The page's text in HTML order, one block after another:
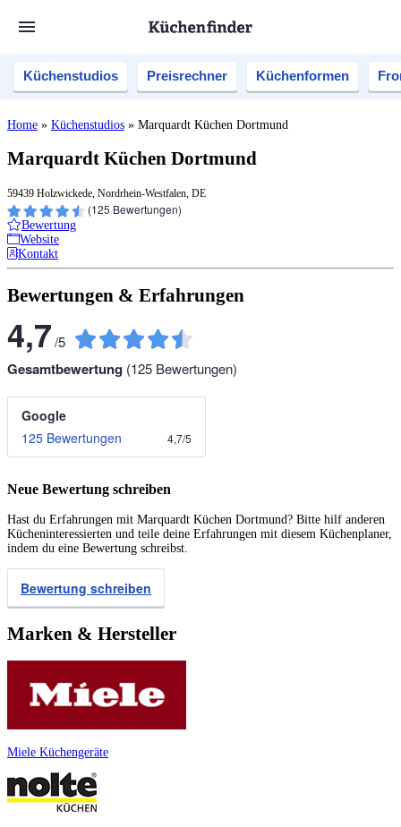
Küchenstudios Preisrechner Küchenformen
Home » Küchenstudios » Marquardt Küchen Dortmund
Marquardt Küchen Dortmund
59439 Holzwickede, Nordrhein-Westfalen, DE
(125 Bewertungen)
Bewertung
Website
Kontakt
Bewertungen & Erfahrungen
4,7/5
Gesamtbewertung (125 Bewertungen)
Google
125 Bewertungen
4,7/5
Neue Bewertung schreiben
Hast du Erfahrungen mit Marquardt Küchen Dortmund? Bitte hilf anderen
Kücheninteressierten und teile deine Erfahrungen mit diesem Küchenplaner,
indem du eine Bewertung schreibst.
Bewertung schreiben
Marken & Hersteller
Miele Küchengeräte